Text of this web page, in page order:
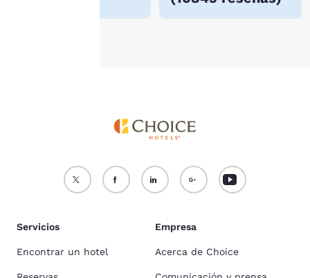
Aceptar todas las cookies Rechazar todas las
Servicios
Encontrar un hotel
Empresa
Acerca de Choice